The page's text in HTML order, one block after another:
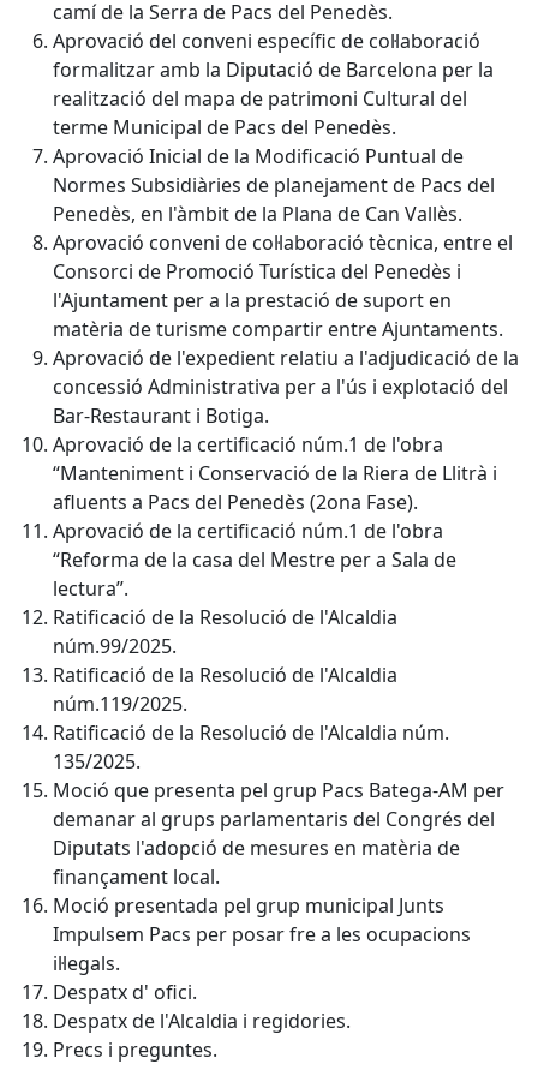
camí de la Serra de Pacs del Penedès.
Aprovació del conveni específic de col·laboració
formalitzar amb la Diputació de Barcelona per la
realització del mapa de patrimoni Cultural del
terme Municipal de Pacs del Penedès.
Aprovació Inicial de la Modificació Puntual de
Normes Subsidiàries de planejament de Pacs del
Penedès, en l'àmbit de la Plana de Can Vallès.
Aprovació conveni de col·laboració tècnica, entre el
Consorci de Promoció Turística del Penedès i
l'Ajuntament per a la prestació de suport en
matèria de turisme compartir entre Ajuntaments.
Aprovació de l'expedient relatiu a l'adjudicació de la
concessió Administrativa per a l'ús i explotació del
Bar-Restaurant i Botiga.
Aprovació de la certificació núm.1 de l'obra
“Manteniment i Conservació de la Riera de Llitrà i
afluents a Pacs del Penedès (2ona Fase).
Aprovació de la certificació núm.1 de l'obra
“Reforma de la casa del Mestre per a Sala de
lectura”.
Ratificació de la Resolució de l'Alcaldia
núm.99/2025.
Ratificació de la Resolució de l'Alcaldia
núm.119/2025.
Ratificació de la Resolució de l'Alcaldia núm.
135/2025.
Moció que presenta pel grup Pacs Batega-AM per
demanar al grups parlamentaris del Congrés del
Diputats l'adopció de mesures en matèria de
finançament local.
Moció presentada pel grup municipal Junts
Impulsem Pacs per posar fre a les ocupacions
il·legals.
Despatx d' ofici.
Despatx de l'Alcaldia i regidories.
Precs i preguntes.